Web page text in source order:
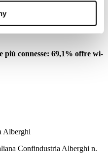
Renzi e al suo
più connesse: 69,1% offre wi-
Alberghi
Confindustria Alberghi n.